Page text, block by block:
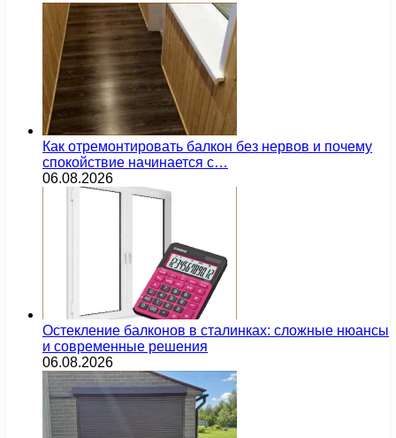
Как отремонтировать балкон без нервов и почему
спокойствие начинается с…
06.08.2026
Остекление балконов в сталинках: сложные нюансы
и современные решения
06.08.2026